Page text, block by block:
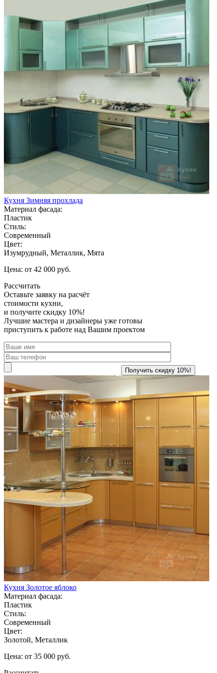
Кухня Зимняя прохлада
Материал фасада:
Пластик
Стиль:
Современный
Цвет:
Изумрудный, Металлик, Мята
Цена: от 42 000 руб.
Рассчитать
Оставьте заявку на расчёт
стоимости кухни,
и получите скидку 10%!
Лучшие мастера и дизайнеры уже готовы
приступить к работе над Вашим проектом
Кухня Золотое яблоко
Материал фасада:
Пластик
Стиль:
Современный
Цвет:
Золотой, Металлик
Цена: от 35 000 руб.